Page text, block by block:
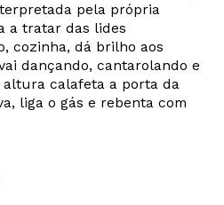
pela própria
a tratar das lides
cozinha, dá brilho aos
dançando, cantarolando e
altura calafeta a porta da
liga o gás e rebenta com